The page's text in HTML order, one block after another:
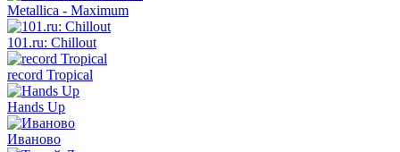
Metallica - Maximum
101.ru: Chillоut
record Tropical
Hands Up
Иваново